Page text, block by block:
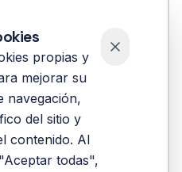
propias y
mejorar su
navegación,
del sitio y
contenido. Al
todas",
la carrera donde-
publica